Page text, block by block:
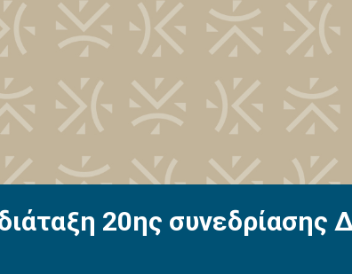
20ης συνεδρίασης